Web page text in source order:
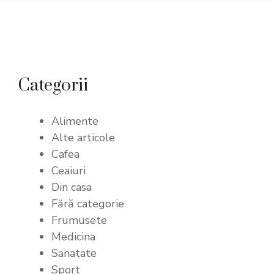
Categorii
Alimente
Alte articole
Cafea
Ceaiuri
Din casa
Fără categorie
Frumusete
Medicina
Sanatate
Sport